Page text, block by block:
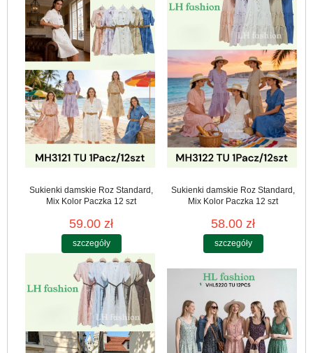
Sukienki damskie Roz Standard,
Mix Kolor Paczka 12 szt
59.00 zł
szczegóły
Sukienki damskie Roz Standard,
Mix Kolor Paczka 12 szt
58.00 zł
szczegóły